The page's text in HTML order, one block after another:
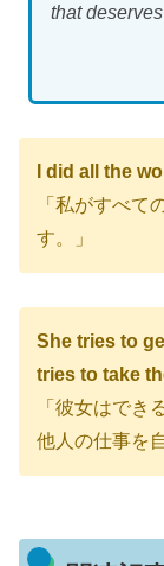
that
I did all the
「私がすべて
す。」
She tries to
tries to take
「彼女はでき
他人の仕事を